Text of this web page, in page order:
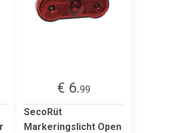
€ 6.99
SecoRüt
Markeringslicht Open